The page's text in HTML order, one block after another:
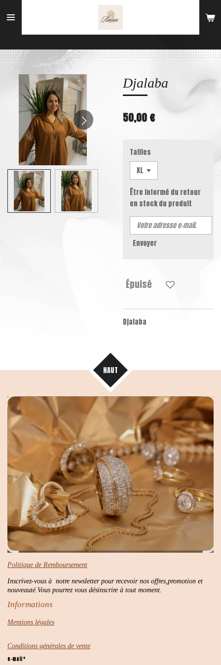
au
Djalaba
50,00 €
Tailles
Être informé du retour
en stock du produit
Envoyer
Épuisé
Djalaba
HAUT
Politique de Remboursement
Inscrivez-vous à notre newsletter pour recevoir nos offres,promotion et
nouveauté.Vous pourrez vous désinscrire à tout moment.
Informations
Mentions légales
Conditions générales de vente
e-mail *